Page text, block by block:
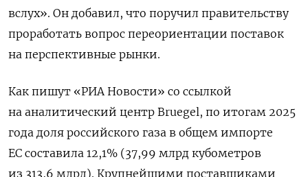
вслух». Он добавил, что поручил правительству
проработать вопрос переориентации поставок
на перспективные рынки.
Как пишут «РИА Новости» со ссылкой
на аналитический центр Bruegel, по итогам 2025
года доля российского газа в общем импорте
ЕС составила 12,1% (37,99 млрд кубометров
из 313,6 млрд). Крупнейшими поставщиками